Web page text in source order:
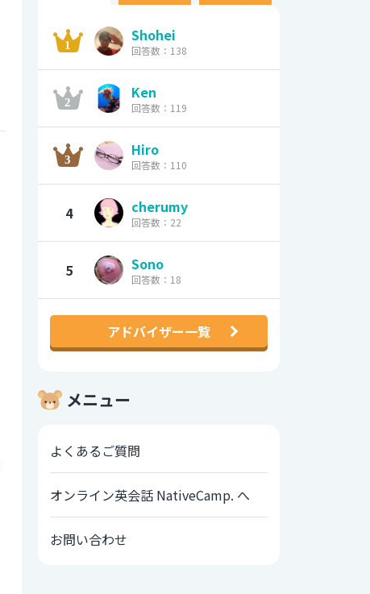
Shohei
回答数：138
Ken
回答数：119
Hiro
回答数：110
4 cherumy
回答数：22
5 Sono
回答数：18
アドバイザー一覧
メニュー
よくあるご質問
オンライン英会話 NativeCamp. へ
お問い合わせ